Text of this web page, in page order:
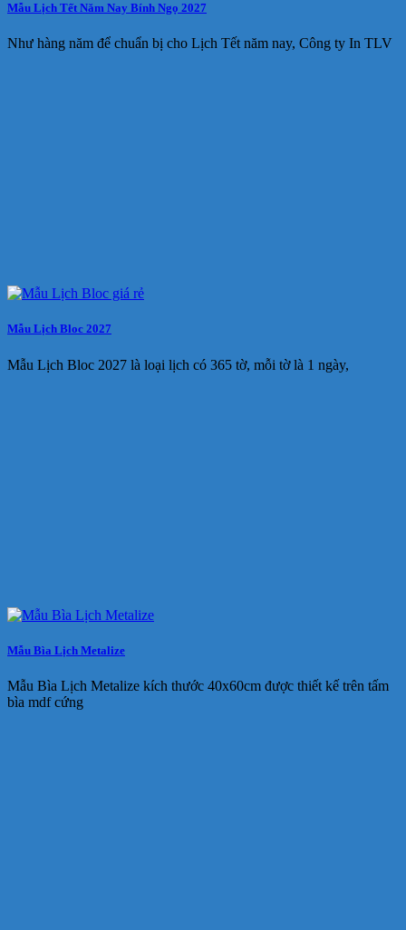
Mẫu Lịch Tết Năm Nay Bính Ngọ 2027
Như hàng năm để chuẩn bị cho Lịch Tết năm nay, Công ty In TLV
Mẫu Lịch Bloc 2027
Mẫu Lịch Bloc 2027 là loại lịch có 365 tờ, mỗi tờ là 1 ngày,
Mẫu Bìa Lịch Metalize
Mẫu Bìa Lịch Metalize kích thước 40x60cm được thiết kế trên tấm
bìa mdf cứng